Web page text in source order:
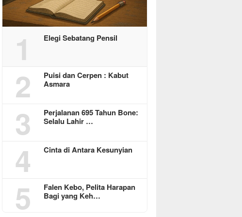
1 Elegi Sebatang Pensil
2
Puisi dan Cerpen : Kabut
Asmara
3
Perjalanan 695 Tahun Bone:
Selalu Lahir …
4 Cinta di Antara Kesunyian
5
Falen Kebo, Pelita Harapan
Bagi yang Keh…